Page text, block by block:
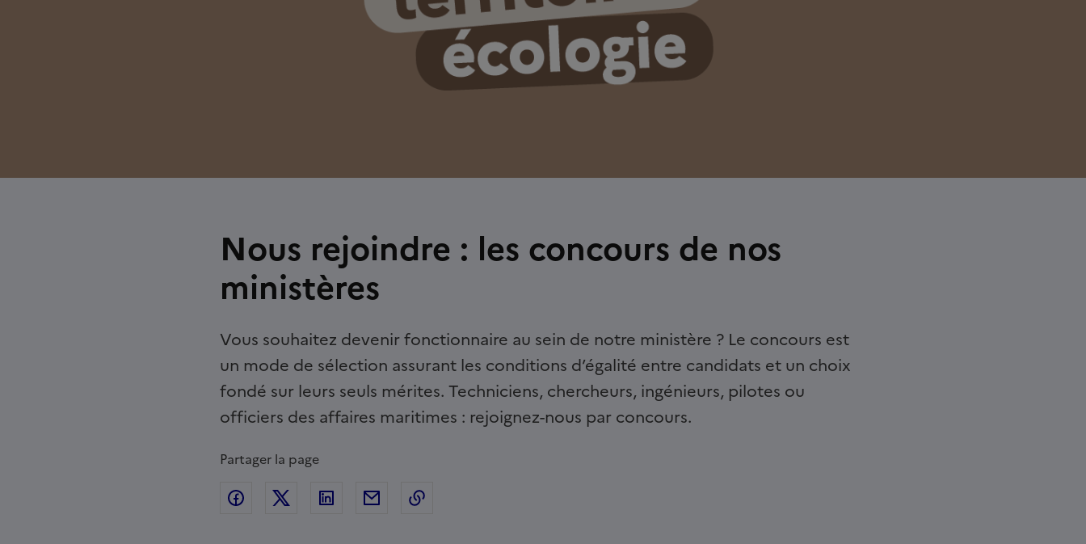
Nous rejoindre : les concours de nos
ministères
Vous souhaitez devenir fonctionnaire au sein de notre ministère ? Le concours est
un mode de sélection assurant les conditions d’égalité entre candidats et un choix
fondé sur leurs seuls mérites. Techniciens, chercheurs, ingénieurs, pilotes ou
officiers des affaires maritimes : rejoignez-nous par concours.
Partager la page
Partager sur Facebook
Partager sur Twitter
Partager sur Linkedin
Partager par Email